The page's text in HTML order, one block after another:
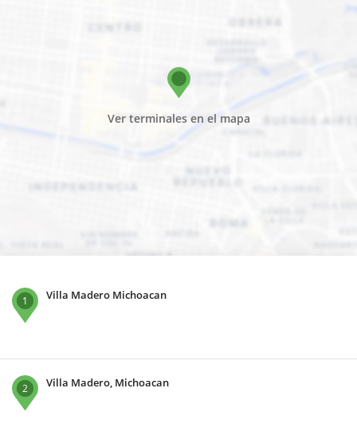
Ver terminales en el mapa
1 Villa Madero Michoacan
2 Villa Madero, Michoacan